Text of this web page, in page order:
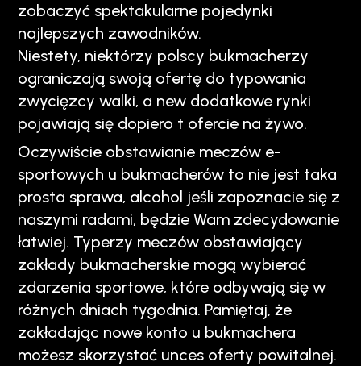
zobaczyć spektakularne pojedynki
najlepszych zawodników.
Niestety, niektórzy polscy bukmacherzy
ograniczają swoją ofertę do typowania
zwycięzcy walki, a new dodatkowe rynki
pojawiają się dopiero t ofercie na żywo.
Oczywiście obstawianie meczów e-
sportowych u bukmacherów to nie jest taka
prosta sprawa, alcohol jeśli zapoznacie się z
naszymi radami, będzie Wam zdecydowanie
łatwiej. Typerzy meczów obstawiający
zakłady bukmacherskie mogą wybierać
zdarzenia sportowe, które odbywają się w
różnych dniach tygodnia. Pamiętaj, że
zakładając nowe konto u bukmachera
możesz skorzystać unces oferty powitalnej.